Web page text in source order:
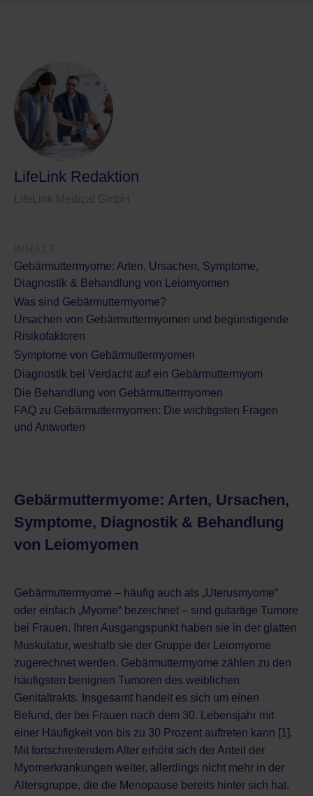
LifeLink Redaktion
Gebärmuttermyome: Arten, Ursachen, Symptome,
Diagnostik & Behandlung von Leiomyomen
Was sind Gebärmuttermyome?
Ursachen von Gebärmuttermyomen und begünstigende
Risikofaktoren
Symptome von Gebärmuttermyomen
Diagnostik bei Verdacht auf ein Gebärmuttermyom
Die Behandlung von Gebärmuttermyomen
FAQ zu Gebärmuttermyomen: Die wichtigsten Fragen
und Antworten
Gebärmuttermyome: Arten, Ursachen,
Symptome, Diagnostik & Behandlung
von Leiomyomen
Gebärmuttermyome – häufig auch als „Uterusmyome“
oder einfach „Myome“ bezeichnet – sind gutartige Tumore
bei Frauen. Ihren Ausgangspunkt haben sie in der glatten
Muskulatur, weshalb sie der Gruppe der Leiomyome
zugerechnet werden. Gebärmuttermyome zählen zu den
häufigsten benignen Tumoren des weiblichen
Genitaltrakts. Insgesamt handelt es sich um einen
Befund, der bei Frauen nach dem 30. Lebensjahr mit
einer Häufigkeit von bis zu 30 Prozent auftreten kann [1].
Mit fortschreitendem Alter erhöht sich der Anteil der
Myomerkrankungen weiter, allerdings nicht mehr in der
Altersgruppe, die die Menopause bereits hinter sich hat.